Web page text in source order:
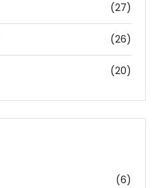
(27)
(26)
(20)
(6)